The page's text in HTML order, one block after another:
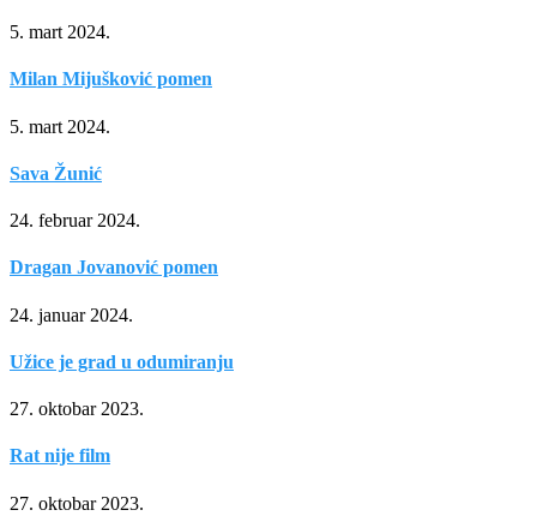
5. mart 2024.
Milan Mijušković pomen
5. mart 2024.
Sava Žunić
24. februar 2024.
Dragan Jovanović pomen
24. januar 2024.
Užice je grad u odumiranju
27. oktobar 2023.
Rat nije film
27. oktobar 2023.